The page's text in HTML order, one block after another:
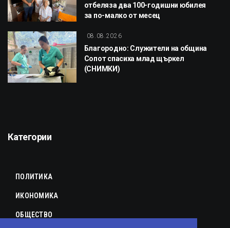
отбеляза два 100-годишни юбилея
за по-малко от месец
08.08.2026
Благородно: Служители на община
Сопот спасиха млад щъркел
(СНИМКИ)
Категории
ПОЛИТИКА
ИКОНОМИКА
ОБЩЕСТВО